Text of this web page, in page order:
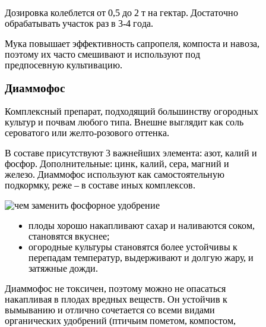
Дозировка колеблется от 0,5 до 2 т на гектар. Достаточно
обрабатывать участок раз в 3-4 года.
Мука повышает эффективность сапропеля, компоста и навоза,
поэтому их часто смешивают и используют под
предпосевную культивацию.
Диаммофос
Комплексный препарат, подходящий большинству огородных
культур и почвам любого типа. Внешне выглядит как соль
сероватого или желто-розового оттенка.
В составе присутствуют 3 важнейших элемента: азот, калий и
фосфор. Дополнительные: цинк, калий, сера, магний и
железо. Диаммофос используют как самостоятельную
подкормку, реже – в составе иных комплексов.
плоды хорошо накапливают сахар и наливаются соком,
становятся вкуснее;
огородные культуры становятся более устойчивы к
перепадам температур, выдерживают и долгую жару, и
затяжные дожди.
Диаммофос не токсичен, поэтому можно не опасаться
накапливая в плодах вредных веществ. Он устойчив к
вымыванию и отлично сочетается со всеми видами
органических удобрений (птичьим пометом, компостом,